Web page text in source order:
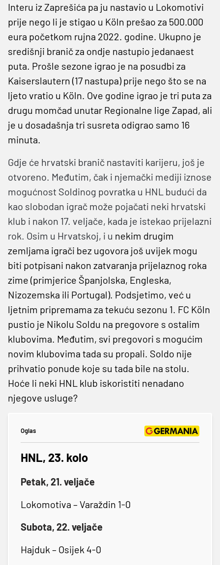
Interu iz Zaprešića pa ju nastavio u Lokomotivi
prije nego li je stigao u Köln prešao za 500.000
eura početkom rujna 2022. godine. Ukupno je
središnji branič za ondje nastupio jedanaest
puta. Prošle sezone igrao je na posudbi za
Kaiserslautern (17 nastupa) prije nego što se na
ljeto vratio u Köln. Ove godine igrao je tri puta za
drugu momčad unutar Regionalne lige Zapad, ali
je u dosadašnja tri susreta odigrao samo 16
minuta.
Gdje će hrvatski branič nastaviti karijeru, još je
otvoreno. Međutim, čak i njemački mediji iznose
mogućnost Soldinog povratka u HNL budući da
kao slobodan igrač može pojačati neki hrvatski
klub i nakon 17. veljače, kada je istekao prijelazni
rok. Osim u Hrvatskoj, i u nekim drugim
zemljama igrači bez ugovora još uvijek mogu
biti potpisani nakon zatvaranja prijelaznog roka
zime (primjerice Španjolska, Engleska,
Nizozemska ili Portugal). Podsjetimo, već u
ljetnim pripremama za tekuću sezonu 1. FC Köln
pustio je Nikolu Soldu na pregovore s ostalim
klubovima. Međutim, svi pregovori s mogućim
novim klubovima tada su propali. Soldo nije
prihvatio ponude koje su tada bile na stolu.
Hoće li neki HNL klub iskoristiti nenadano
njegove usluge?
Oglas
HNL, 23. kolo
Petak, 21. veljače
Lokomotiva – Varaždin 1-0
Subota, 22. veljače
Hajduk – Osijek 4-0